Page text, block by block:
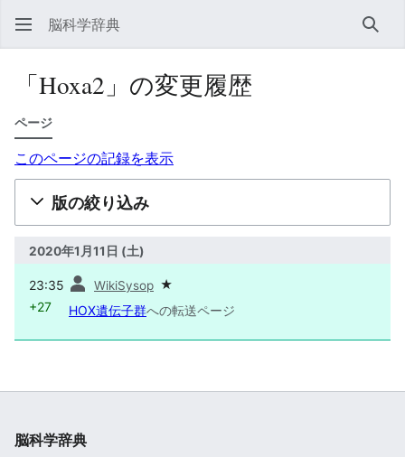
脳科学辞典 検索
「Hoxa2」の変更履歴
ページ
このページの記録を表示
版の絞り込み
2020年1月11日 (土)
23:35 WikiSysop
+27 HOX遺伝子群への転送ページ
★
脳科学辞典